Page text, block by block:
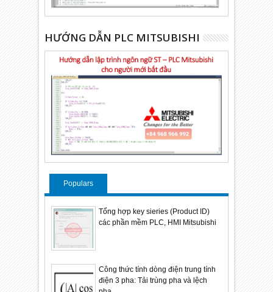
HƯỚNG DẪN PLC MITSUBISHI
Populars
Tổng hợp key sieries (Product ID)
các phần mềm PLC, HMI Mitsubishi
Công thức tính dòng điện trung tính
điện 3 pha: Tải trùng pha và lệch